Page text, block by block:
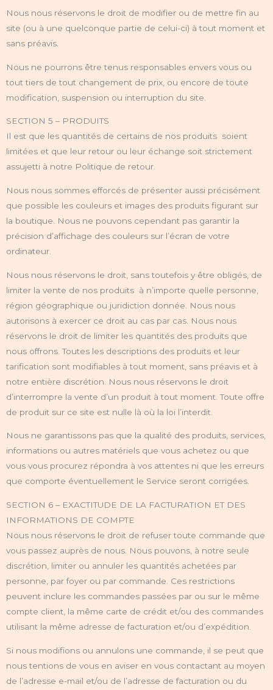
Nous nous réservons le droit de modifier ou de mettre fin au
site (ou à une quelconque partie de celui-ci) à tout moment et
sans préavis.
Nous ne pourrons être tenus responsables envers vous ou
tout tiers de tout changement de prix, ou encore de toute
modification, suspension ou interruption du site.
SECTION 5 – PRODUITS
Il est que les quantités de certains de nos produits soient
limitées et que leur retour ou leur échange soit strictement
assujetti à notre Politique de retour.
Nous nous sommes efforcés de présenter aussi précisément
que possible les couleurs et images des produits figurant sur
la boutique. Nous ne pouvons cependant pas garantir la
précision d’affichage des couleurs sur l’écran de votre
ordinateur.
Nous nous réservons le droit, sans toutefois y être obligés, de
limiter la vente de nos produits à n’importe quelle personne,
région géographique ou juridiction donnée. Nous nous
autorisons à exercer ce droit au cas par cas. Nous nous
réservons le droit de limiter les quantités des produits que
nous offrons. Toutes les descriptions des produits et leur
tarification sont modifiables à tout moment, sans préavis et à
notre entière discrétion. Nous nous réservons le droit
d’interrompre la vente d’un produit à tout moment. Toute offre
de produit sur ce site est nulle là où la loi l’interdit.
Nous ne garantissons pas que la qualité des produits, services,
informations ou autres matériels que vous achetez ou que
vous vous procurez répondra à vos attentes ni que les erreurs
que comporte éventuellement le Service seront corrigées.
SECTION 6 – EXACTITUDE DE LA FACTURATION ET DES
INFORMATIONS DE COMPTE
Nous nous réservons le droit de refuser toute commande que
vous passez auprès de nous. Nous pouvons, à notre seule
discrétion, limiter ou annuler les quantités achetées par
personne, par foyer ou par commande. Ces restrictions
peuvent inclure les commandes passées par ou sur le même
compte client, la même carte de crédit et/ou des commandes
utilisant la même adresse de facturation et/ou d’expédition.
Si nous modifions ou annulons une commande, il se peut que
nous tentions de vous en aviser en vous contactant au moyen
de l’adresse e-mail et/ou de l’adresse de facturation ou du